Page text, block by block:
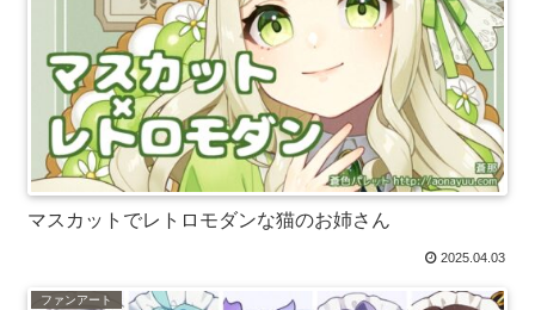
マスカットでレトロモダンな猫のお姉さん
2025.04.03
ファンアート